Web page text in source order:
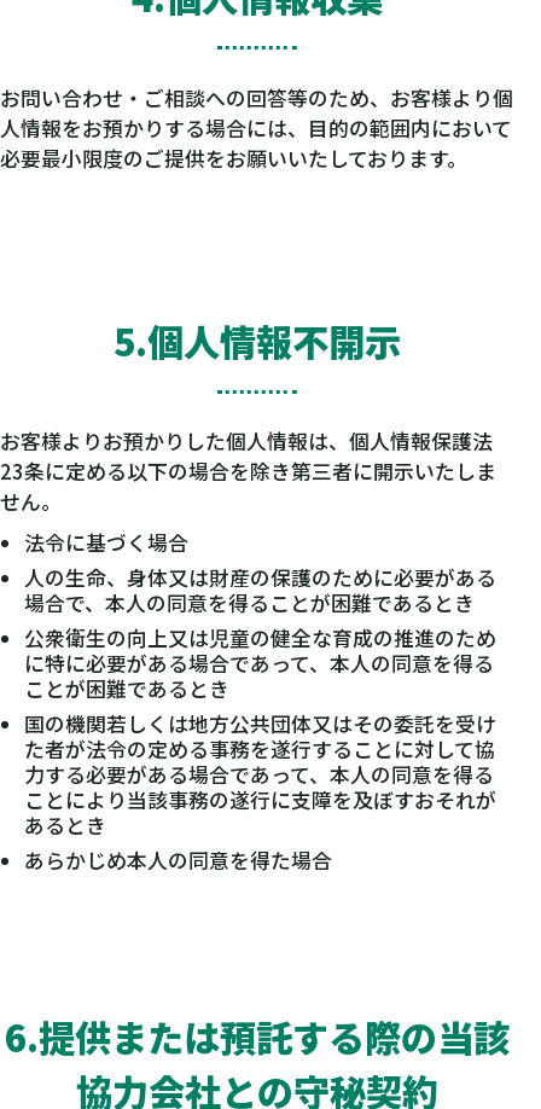
お問い合わせ・ご相談への回答等のため、お客様より個
人情報をお預かりする場合には、目的の範囲内において
必要最小限度のご提供をお願いいたしております。
5.個人情報不開示
お客様よりお預かりした個人情報は、個人情報保護法
23条に定める以下の場合を除き第三者に開示いたしま
せん。
法令に基づく場合
人の生命、身体又は財産の保護のために必要がある
場合で、本人の同意を得ることが困難であるとき
公衆衛生の向上又は児童の健全な育成の推進のため
に特に必要がある場合であって、本人の同意を得る
ことが困難であるとき
国の機関若しくは地方公共団体又はその委託を受け
た者が法令の定める事務を遂行することに対して協
力する必要がある場合であって、本人の同意を得る
ことにより当該事務の遂行に支障を及ぼすおそれが
あるとき
あらかじめ本人の同意を得た場合
6.提供または預託する際の当該
協力会社との守秘契約